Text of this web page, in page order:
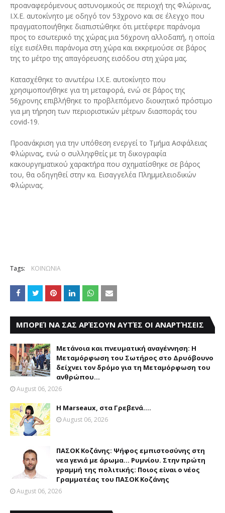
προαναφερόμενους αστυνομικούς σε περιοχή της Φλώρινας,
Ι.Χ.Ε. αυτοκίνητο με οδηγό τον 53χρονο και σε έλεγχο που
πραγματοποιήθηκε διαπιστώθηκε ότι μετέφερε παράνομα
προς το εσωτερικό της χώρας μια 56χρονη αλλοδαπή, η οποία
είχε εισέλθει παράνομα στη χώρα και εκκρεμούσε σε βάρος
της το μέτρο της απαγόρευσης εισόδου στη χώρα μας.
Κατασχέθηκε το ανωτέρω Ι.Χ.Ε. αυτοκίνητο που
χρησιμοποιήθηκε για τη μεταφορά, ενώ σε βάρος της
56χρονης επιβλήθηκε το προβλεπόμενο διοικητικό πρόστιμο
για μη τήρηση των περιοριστικών μέτρων διασποράς του
covid-19.
Προανάκριση για την υπόθεση ενεργεί το Τμήμα Ασφάλειας
Φλώρινας, ενώ ο συλληφθείς με τη δικογραφία
κακουργηματικού χαρακτήρα που σχηματίσθηκε σε βάρος
του, θα οδηγηθεί στην κα. Εισαγγελέα Πλημμελειοδικών
Φλώρινας.
Tags: ΚΟΙΝΩΝΙΑ
ΜΠΟΡΕΊ ΝΑ ΣΑΣ ΑΡΈΣΟΥΝ ΑΥΤΈΣ ΟΙ ΑΝΑΡΤΉΣΕΙΣ
Μετάνοια και πνευματική αναγέννηση: Η
Μεταμόρφωση του Σωτήρος στο Δρυόβουνο
δείχνει τον δρόμο για τη Μεταμόρφωση του
ανθρώπου...
August 06, 2026
Η Marseaux, στα Γρεβενά….
August 06, 2026
ΠΑΣΟΚ Κοζάνης: Ψήφος εμπιστοσύνης στη
νεα γενιά με άρωμα... Ρυμνίου. Στην πρώτη
γραμμή της πολιτικής: Ποιος είναι ο νέος
Γραμματέας του ΠΑΣΟΚ Κοζάνης
August 06, 2026